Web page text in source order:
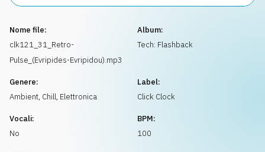
Playlist
Licenze
Info
Nome file:
clk121_31_Retro-
Pulse_(Evripides-Evripidou).mp3
Album:
Tech: Flashback
Genere:
Ambient, Chill, Elettronica
Label:
Click Clock
Vocali:
No
BPM:
100